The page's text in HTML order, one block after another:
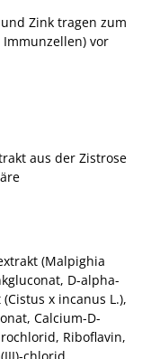
Zink tragen zum
vor
aus der Zistrose
(Malpighia
D-alpha-
x incanus L.),
Calcium-D-
Riboflavin,